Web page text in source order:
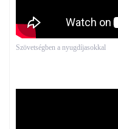
Szövetségben a nyugdíjasokkal